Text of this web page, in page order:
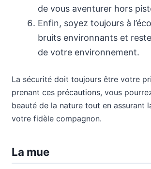
de vous aventurer hors
Enfin, soyez toujours à
bruits environnants et
de votre environnement.
La sécurité doit toujours être votre
prenant ces précautions, vous
beauté de la nature tout en assurant
votre fidèle compagnon.
La mue